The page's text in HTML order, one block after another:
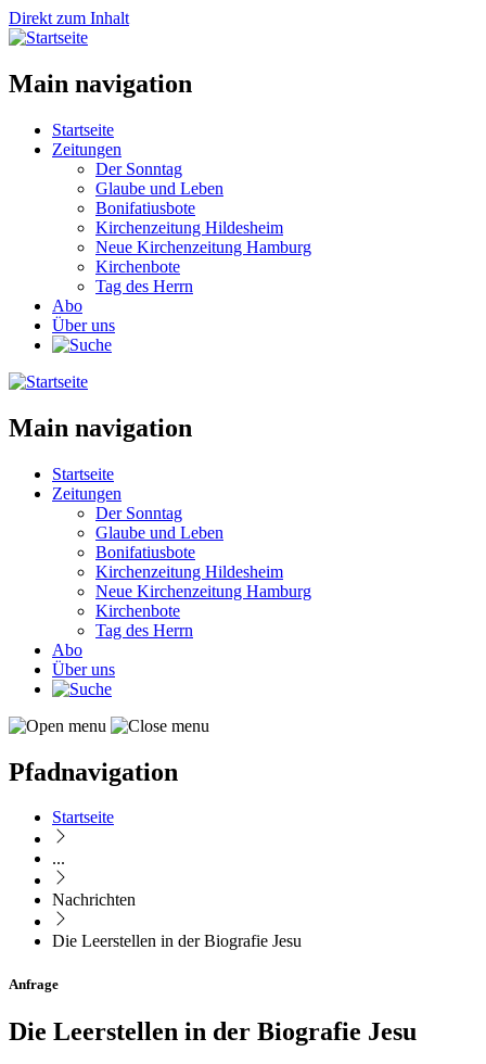
Direkt zum Inhalt
Main navigation
Startseite
Zeitungen
Der Sonntag
Glaube und Leben
Bonifatiusbote
Kirchenzeitung Hildesheim
Neue Kirchenzeitung Hamburg
Kirchenbote
Tag des Herrn
Abo
Über uns
Main navigation
Startseite
Zeitungen
Der Sonntag
Glaube und Leben
Bonifatiusbote
Kirchenzeitung Hildesheim
Neue Kirchenzeitung Hamburg
Kirchenbote
Tag des Herrn
Abo
Über uns
Pfadnavigation
Startseite
...
Nachrichten
Die Leerstellen in der Biografie Jesu
Anfrage
Die Leerstellen in der Biografie Jesu